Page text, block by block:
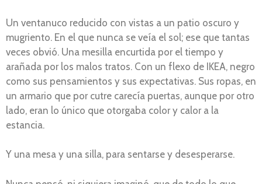
Un ventanuco reducido con vistas a un patio oscuro y
mugriento. En el que nunca se veía el sol; ese que tantas
veces obvió. Una mesilla encurtida por el tiempo y
arañada por los malos tratos. Con un flexo de IKEA, negro
como sus pensamientos y sus expectativas. Sus ropas, en
un armario que por cutre carecía puertas, aunque por otro
lado, eran lo único que otorgaba color y calor a la
estancia.
Y una mesa y una silla, para sentarse y desesperarse.